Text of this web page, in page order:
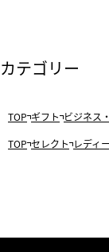
カテゴリー
TOP ギフト ビジネス
TOP セレクト レディ